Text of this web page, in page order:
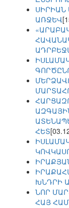
ՍԻՐԻԱՆ
ԱՌՋԵՎ
ՀԵՏ
ԽՆԴՐԻ
ՆՈՐ
ՀԱՅ